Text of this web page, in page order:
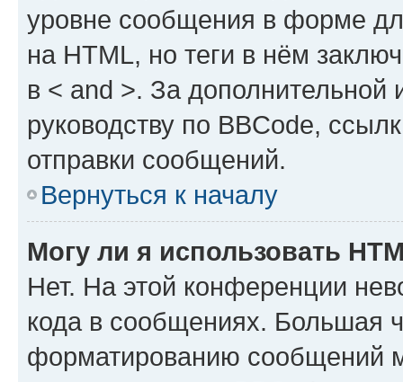
уровне сообщения в форме
на HTML, но теги в нём
в < and >. За
руководству по BBCode,
отправки сообщений.
Вернуться к началу
Могу ли я использовать
Нет. На этой конференции
кода в сообщениях. Большая
форматированию сообщений